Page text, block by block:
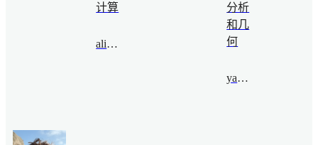
计算
alireza@bimsa.cn
分析
和几
何
yannis@bimsa.cn